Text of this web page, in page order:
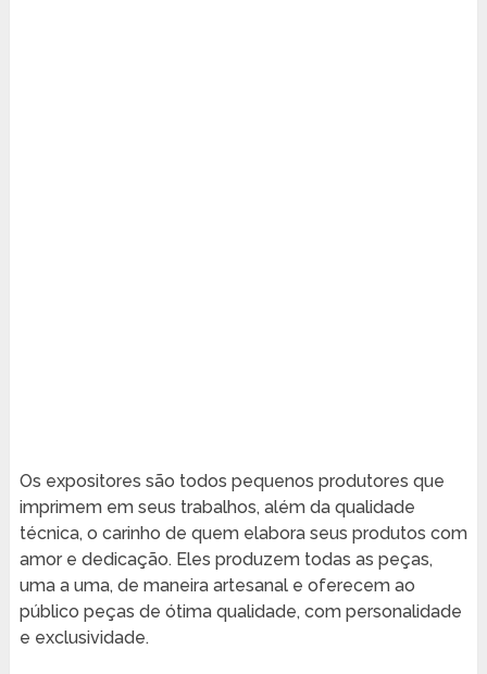
Os expositores são todos pequenos produtores que
imprimem em seus trabalhos, além da qualidade
técnica, o carinho de quem elabora seus produtos com
amor e dedicação. Eles produzem todas as peças,
uma a uma, de maneira artesanal e oferecem ao
público peças de ótima qualidade, com personalidade
e exclusividade.